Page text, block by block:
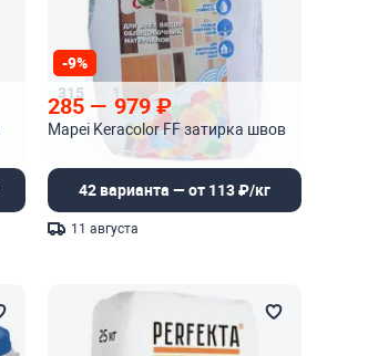
-9%
315
285 — 1 070
979₽
Mapei Keracolor FF затирка швов
42 варианта — от 113 ₽/кг
11 августа